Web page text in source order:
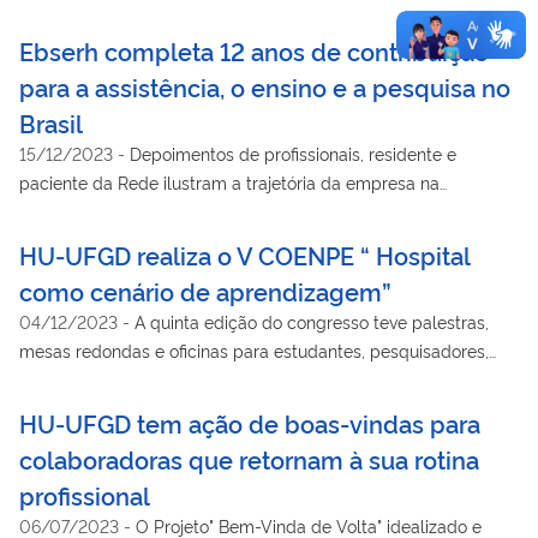
Ebserh completa 12 anos de contribuição
para a assistência, o ensino e a pesquisa no
Brasil
15/12/2023 - Depoimentos de profissionais, residente e
paciente da Rede ilustram a trajetória da empresa na
HU-UFGD realiza o V COENPE “ Hospital
como cenário de aprendizagem”
04/12/2023 - A quinta edição do congresso teve palestras,
mesas redondas e oficinas para estudantes, pesquisadores,
HU-UFGD tem ação de boas-vindas para
colaboradoras que retornam à sua rotina
profissional
06/07/2023 - O Projeto" Bem-Vinda de Volta" idealizado e